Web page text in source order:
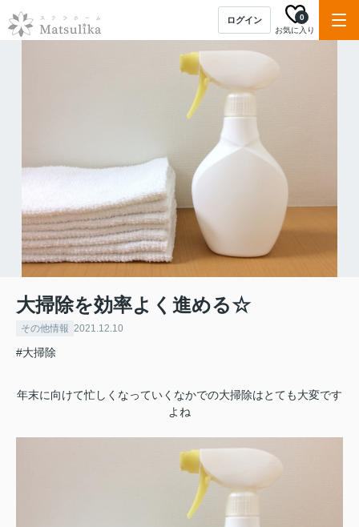
ログイン
お気に入り
0
大掃除を効率よく進める☆
その他情報 2021.12.10
#大掃除
年末に向けて忙しくなっていくなかでの大掃除はとても大変です
よね